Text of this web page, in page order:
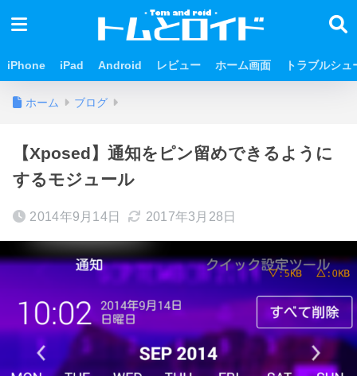
iPhone iPad Android レビュー ホーム画面 トラブルシュ
ホーム ブログ
【Xposed】通知をピン留めできるように
するモジュール
2014年9月14日 2017年3月28日